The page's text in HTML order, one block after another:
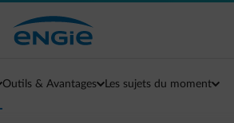
Outils & Avantages Les sujets du moment